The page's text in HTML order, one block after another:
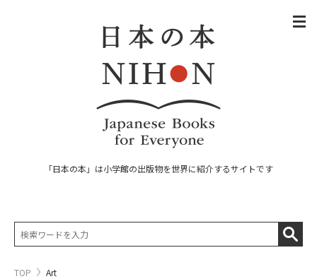
「日本の本」は小学館の出版物を世界に紹介するサイトです
TOP Art